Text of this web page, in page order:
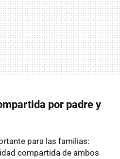
por padre y
para las familias:
compartida de ambos